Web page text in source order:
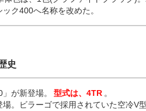
ク400へ名称を改めた。
史
が新登場。 型式は、4TR 。
。ビラーゴで採用されていた空冷V